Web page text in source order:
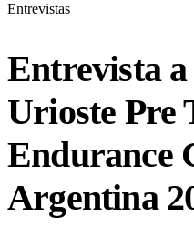
Entrevistas
Entrevista
Urioste Pre
Endurance
Argentina